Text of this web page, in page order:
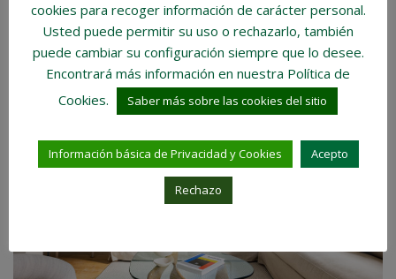
LEER MÁS
6 JUNIO, 2024
cookies para recoger información de carácter personal.
Usted puede permitir su uso o rechazarlo, también
puede cambiar su configuración siempre que lo desee.
Encontrará más información en nuestra Política de
Cookies.
Saber más sobre las cookies del sitio
Información básica de Privacidad y Cookies Acepto
Rechazo